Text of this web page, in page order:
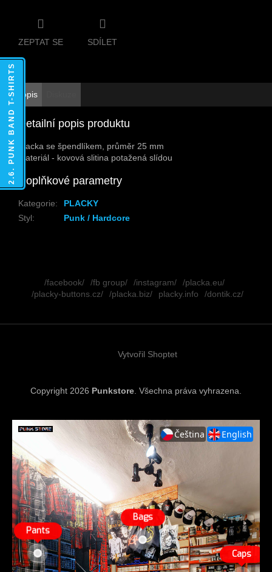
ZEPTAT SE SDÍLET
Popis
Detailní popis produktu
Placka se špendlíkem, průměr 25 mm
Materiál - kovová slitina potažená slídou
Doplňkové parametry
Kategorie:
PLACKY
Styl: Punk / Hardcore
/facebook/ /fb group/ /instagram/
/placka.eu/
/placky-buttons.cz/
/placka.biz/ placky.info /dontik.cz/
Vytvořil Shoptet
Copyright 2026 Punkstore . Všechna práva vyhrazena.
2.6. PUNK BAND T-SHIRTS